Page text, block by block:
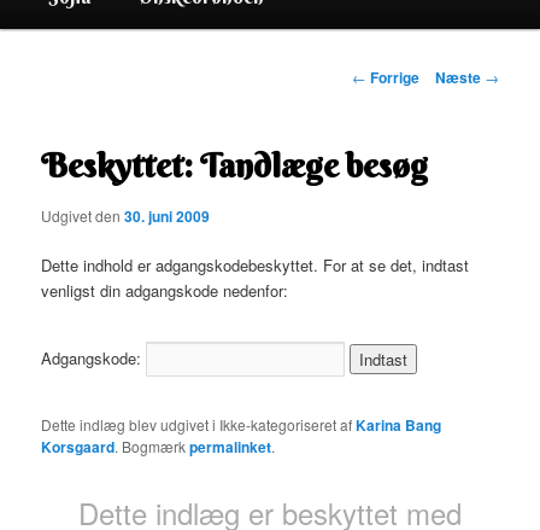
Indlægsnavigation
← Forrige Næste →
Beskyttet: Tandlæge besøg
Udgivet den30. juni 2009
Dette indhold er adgangskodebeskyttet. For at se det, indtast
venligst din adgangskode nedenfor:
Adgangskode:
Dette indlæg blev udgivet i Ikke-kategoriseret afKarina Bang
Korsgaard. Bogmærkpermalinket.
Dette indlæg er beskyttet med